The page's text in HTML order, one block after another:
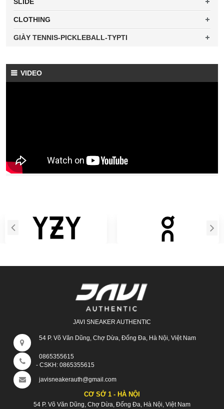
CLOTHING
GIÀY TENNIS-PICKLEBALL-TYPTI
VIDEO
JAVI SNEAKER AUTHENTIC
54 P. Võ Văn Dũng, Chợ Dừa, Đống Đa, Hà Nội, Việt Nam
0865355615
- CSKH: 0865355615
javisneakerauth@gmail.com
CƠ SỞ 1 - HÀ NỘI
54 P. Võ Văn Dũng, Chợ Dừa, Đống Đa, Hà Nội, Việt Nam